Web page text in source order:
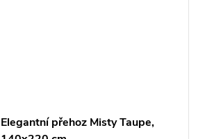
Elegantní přehoz Misty Taupe,